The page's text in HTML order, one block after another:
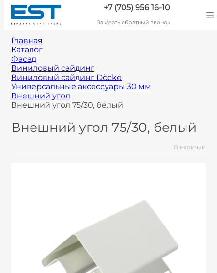
+7 (705) 956 16-10
Заказать обратный звонок
Главная
Каталог
Фасад
Виниловый сайдинг
Виниловый сайдинг Döcke
Универсальные аксессуары 30 мм
Внешний угол
Внешний угол 75/30, белый
Внешний угол 75/30, белый
В наличии